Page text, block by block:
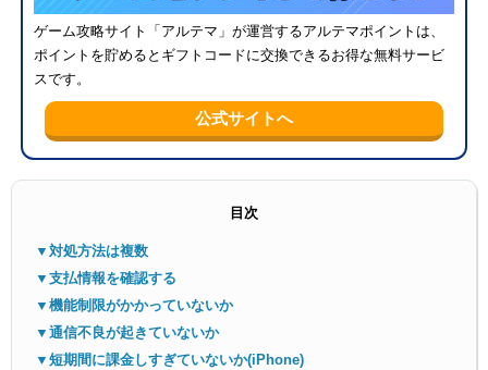
ゲーム攻略サイト「アルテマ」が運営するアルテマポイントは、
ポイントを貯めるとギフトコードに交換できるお得な無料サービ
スです。
公式サイトへ
目次
▼対処方法は複数
▼支払情報を確認する
▼機能制限がかかっていないか
▼通信不良が起きていないか
▼短期間に課金しすぎていないか(iPhone)